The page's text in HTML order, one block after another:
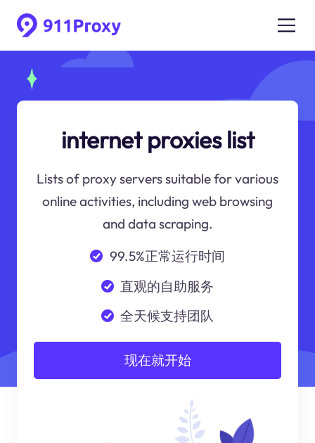
internet proxies list
Lists of proxy servers suitable for various
online activities, including web browsing
and data scraping.
99.5%正常运行时间
直观的自助服务
全天候支持团队
现在就开始